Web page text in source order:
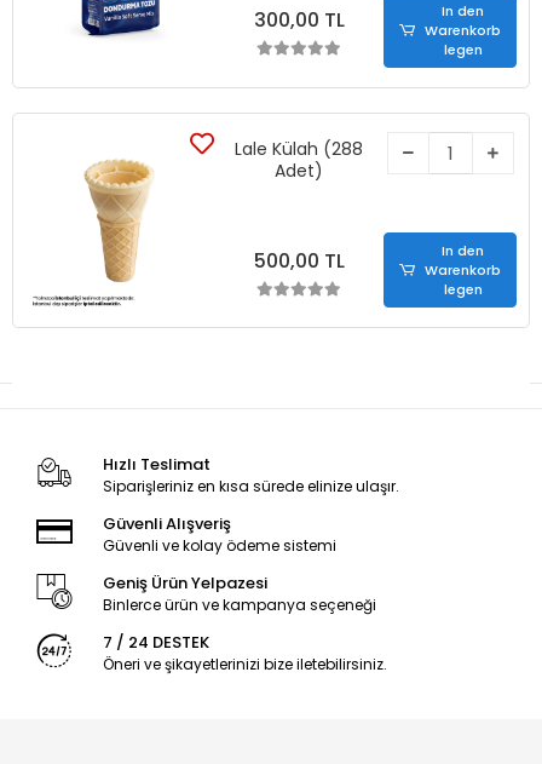
300,00 TL
In den
Warenkorb
legen
Lale Külah (288
Adet)
500,00 TL
In den
Warenkorb
legen
Hızlı Teslimat
Siparişleriniz en kısa sürede elinize ulaşır.
Güvenli Alışveriş
Güvenli ve kolay ödeme sistemi
Geniş Ürün Yelpazesi
Binlerce ürün ve kampanya seçeneği
7 / 24 DESTEK
Öneri ve şikayetlerinizi bize iletebilirsiniz.